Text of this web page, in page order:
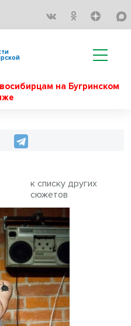
на Бугринском
к списку других
сюжетов